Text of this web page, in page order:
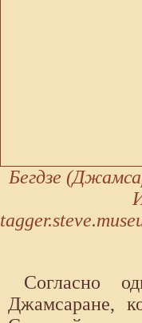
Бегдзе
Согласно
Джамсаране,